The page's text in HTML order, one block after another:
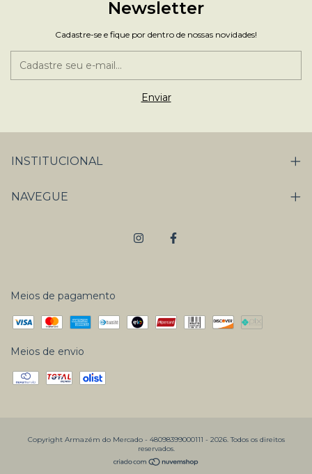
Newsletter
Cadastre-se e fique por dentro de nossas novidades!
INSTITUCIONAL
NAVEGUE
Meios de pagamento
Meios de envio
Copyright Armazém do Mercado - 48098399000111 - 2026. Todos os direitos
reservados.